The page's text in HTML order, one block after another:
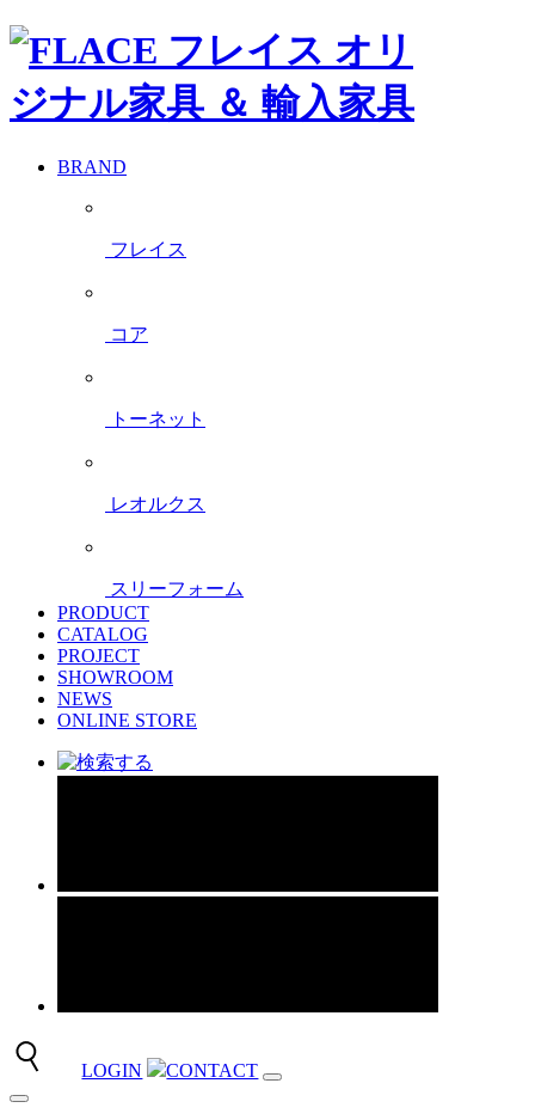
BRAND
フレイス
コア
トーネット
レオルクス
スリーフォーム
PRODUCT
CATALOG
PROJECT
SHOWROOM
NEWS
ONLINE STORE
LOGIN CONTACT